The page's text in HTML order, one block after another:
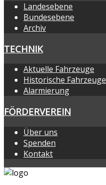
Landesebene
Bundesebene
Archiv
TECHNIK
Aktuelle Fahrzeuge
Historische Fahrzeuge
Alarmierung
FÖRDERVEREIN
Über uns
Spenden
Kontakt